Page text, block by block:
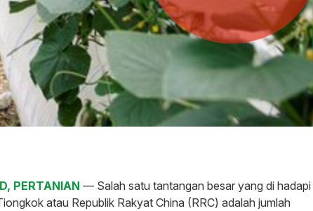
PERTANIAN — Salah satu tantangan besar yang di hadapi
atau Republik Rakyat China (RRC) adalah jumlah